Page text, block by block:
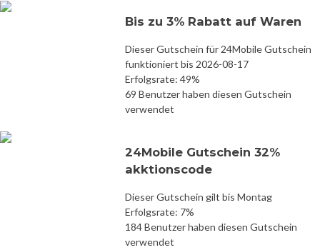
Bis zu 3% Rabatt auf Waren
Dieser Gutschein für 24Mobile Gutschein
funktioniert bis 2026-08-17
Erfolgsrate: 49%
69 Benutzer haben diesen Gutschein
verwendet
24Mobile Gutschein 32%
akktionscode
Dieser Gutschein gilt bis Montag
Erfolgsrate: 7%
184 Benutzer haben diesen Gutschein
verwendet